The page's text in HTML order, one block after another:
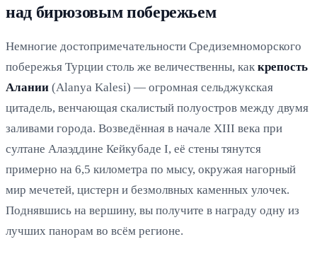
над бирюзовым побережьем
Немногие достопримечательности Средиземноморского
побережья Турции столь же величественны, как крепость
Алании (Alanya Kalesi) — огромная сельджукская
цитадель, венчающая скалистый полуостров между двумя
заливами города. Возведённая в начале XIII века при
султане Алаэддине Кейкубаде I, её стены тянутся
примерно на 6,5 километра по мысу, окружая нагорный
мир мечетей, цистерн и безмолвных каменных улочек.
Поднявшись на вершину, вы получите в награду одну из
лучших панорам во всём регионе.